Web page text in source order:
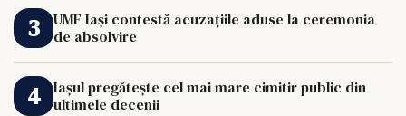
UMF Iași contestă acuzațiile aduse la ceremonia
de absolvire
Iașul pregătește cel mai mare cimitir public din
ultimele decenii